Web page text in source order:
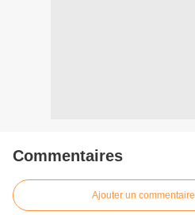
Commentaires
Ajouter un commentaire